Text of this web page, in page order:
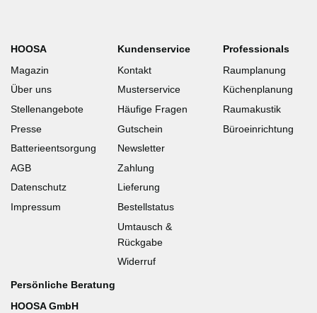
HOOSA
Magazin
Über uns
Stellenangebote
Presse
Batterieentsorgung
AGB
Datenschutz
Impressum
Kundenservice
Kontakt
Musterservice
Häufige Fragen
Gutschein
Newsletter
Zahlung
Lieferung
Bestellstatus
Umtausch &
Rückgabe
Widerruf
Professionals
Raumplanung
Küchenplanung
Raumakustik
Büroeinrichtung
Persönliche Beratung
HOOSA GmbH